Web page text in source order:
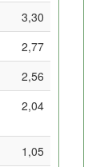
3,30
2,77
2,56
2,04
1,05